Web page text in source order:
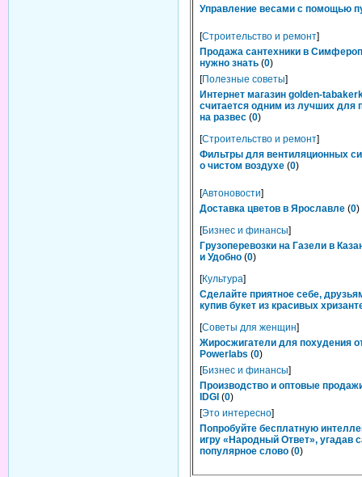
Управление весами с помощью
[Строительство и ремонт]
Продажа сантехники в
нужно знать (0)
[Полезные советы]
Интернет магазин golden-
считается одним из лучших для
на развес (0)
[Строительство и ремонт]
Фильтры для вентиляционных
о чистом воздухе (0)
[Автоновости]
Доставка цветов в Ярославле (0)
[Бизнес и финансы]
Грузоперевозки на Газели в
и Удобно (0)
[Культура]
Сделайте приятное себе,
купив букет из красивых
[Советы для женщин]
Жиросжигатели для похудения
Powerlabs (0)
[Бизнес и финансы]
Производство и оптовые
IDGI (0)
[Это интересно]
Попробуйте бесплатную
игру «Народный Ответ», угадав
популярное слово (0)